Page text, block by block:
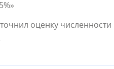
оценку